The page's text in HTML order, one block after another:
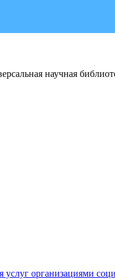
научная
услуг организациями